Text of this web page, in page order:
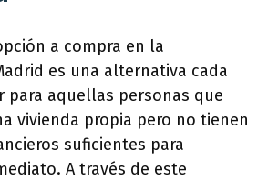
a compra en la
es una alternativa cada
para aquellas personas que
vivienda propia pero no tienen
suficientes para
A través de este